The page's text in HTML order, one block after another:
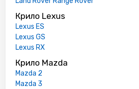
Крило Lexus
Lexus ES
Lexus GS
Lexus RX
Крило Mazda
Mazda 2
Mazda 3